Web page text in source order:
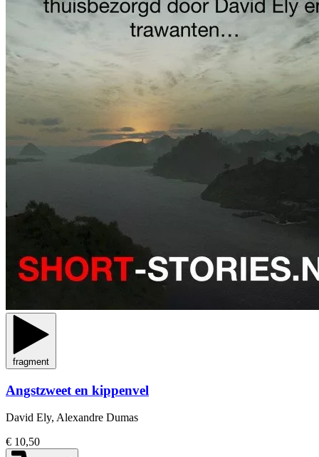
fragment
Angstzweet en kippenvel
David Ely, Alexandre Dumas
€ 10,50